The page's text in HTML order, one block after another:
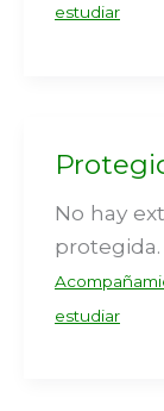
estudiar
No hay
protegida.
estudiar